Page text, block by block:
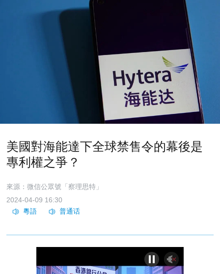
美國對海能達下全球禁售令的幕後是
專利權之爭？
來源：微信公眾號「察理思特」
2024-04-09 16:30